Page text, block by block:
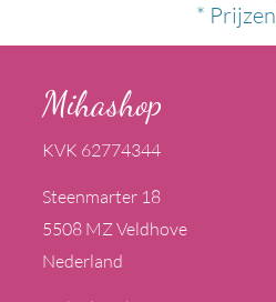
*
Mihashop
KVK 62774344
Steenmarter 18
5508 MZ Veldhove
Nederland